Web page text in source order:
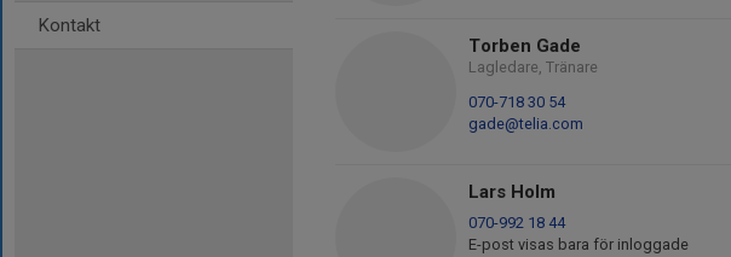
Kontakt
Torben Gade
Lagledare, Tränare
070-718 30 54
gade@telia.com
Lars Holm
070-992 18 44
E-post visas bara för inloggade